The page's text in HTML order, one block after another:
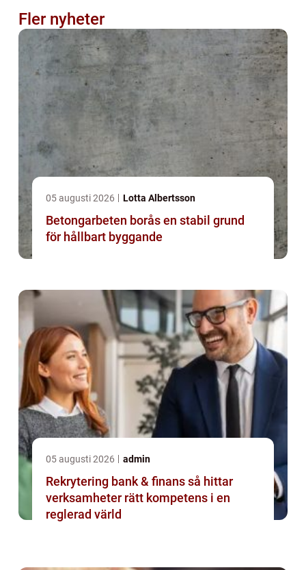
Fler nyheter
05 augusti 2026 Lotta Albertsson
Betongarbeten borås en stabil grund
för hållbart byggande
05 augusti 2026 admin
Rekrytering bank & finans så hittar
verksamheter rätt kompetens i en
reglerad värld